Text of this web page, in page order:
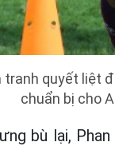
quyết liệt
chuẩn bị cho
bù lại,